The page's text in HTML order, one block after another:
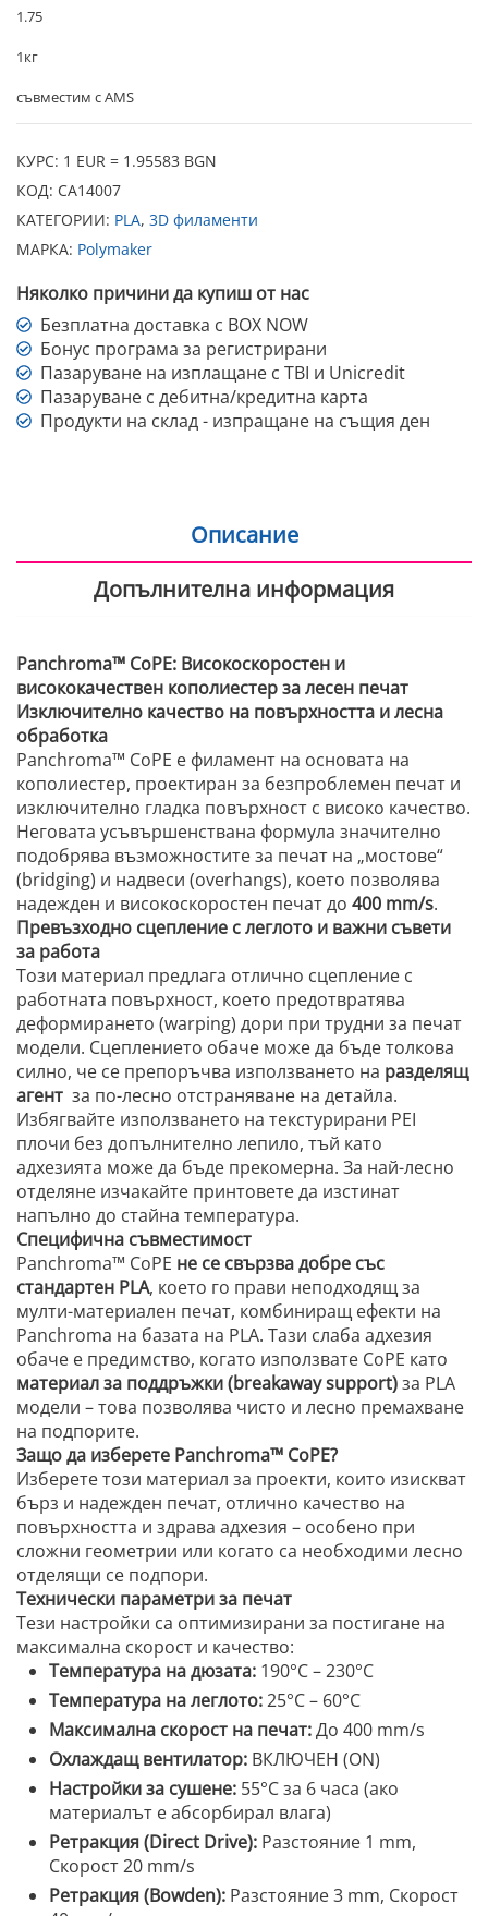
1.75
1кг
съвместим с AMS
КУРС: 1 EUR = 1.95583 BGN
КОД: CA14007
КАТЕГОРИИ: PLA, 3D филаменти
МАРКА: Polymaker
Няколко причини да купиш от нас
Безплатна доставка с BOX NOW
Бонус програма за регистрирани
Пазаруване на изплащане с TBI и Unicredit
Пазаруване с дебитна/кредитна карта
Продукти на склад - изпращане на същия ден
Описание
Допълнителна информация
Panchroma™ CoPE: Високоскоростен и
висококачествен кополиестер за лесен печат
Изключително качество на повърхността и лесна
обработка
Panchroma™ CoPE е филамент на основата на
кополиестер, проектиран за безпроблемен печат и
изключително гладка повърхност с високо качество.
Неговата усъвършенствана формула значително
подобрява възможностите за печат на „мостове“
(bridging) и надвеси (overhangs), което позволява
надежден и високоскоростен печат до 400 mm/s.
Превъзходно сцепление с леглото и важни съвети
за работа
Този материал предлага отлично сцепление с
работната повърхност, което предотвратява
деформирането (warping) дори при трудни за печат
модели. Сцеплението обаче може да бъде толкова
силно, че се препоръчва използването на разделящ
агент за по-лесно отстраняване на детайла.
Избягвайте използването на текстурирани PEI
плочи без допълнително лепило, тъй като
адхезията може да бъде прекомерна. За най-лесно
отделяне изчакайте принтовете да изстинат
напълно до стайна температура.
Специфична съвместимост
Panchroma™ CoPE не се свързва добре със
стандартен PLA, което го прави неподходящ за
мулти-материален печат, комбиниращ ефекти на
Panchroma на базата на PLA. Тази слаба адхезия
обаче е предимство, когато използвате CoPE като
материал за поддръжки (breakaway support)за PLA
модели – това позволява чисто и лесно премахване
на подпорите.
Защо да изберете Panchroma™ CoPE?
Изберете този материал за проекти, които изискват
бърз и надежден печат, отлично качество на
повърхността и здрава адхезия – особено при
сложни геометрии или когато са необходими лесно
отделящи се подпори.
Технически параметри за печат
Тези настройки са оптимизирани за постигане на
максимална скорост и качество:
Температура на дюзата: 190°C – 230°C
Температура на леглото:25°C – 60°C
Максимална скорост на печат:До 400 mm/s
Охлаждащ вентилатор: ВКЛЮЧЕН (ON)
Настройки за сушене: 55°C за 6 часа (ако
материалът е абсорбирал влага)
Ретракция (Direct Drive): Разстояние 1 mm,
Скорост 20 mm/s
Ретракция (Bowden): Разстояние 3 mm, Скорост